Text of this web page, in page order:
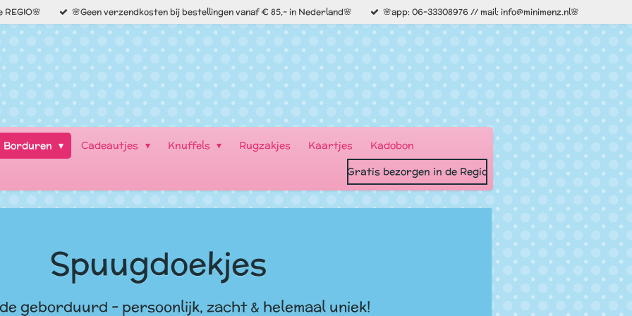
🌸Geen verzendkosten bij bestellingen vanaf € 85,- in Nederland🌸 🌸app: 06-33308976 // mail: info@minimenz.nl🌸
Borduren Cadeautjes Knuffels Rugzakjes Kaartjes
Kadobon
Gratis bezorgen in de Regio
Spuugdoekjes
geborduurd - persoonlijk, zacht & helemaal uniek!